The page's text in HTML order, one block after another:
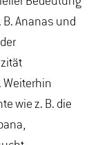
B. Ananas und
Weiterhin
wie z. B. die